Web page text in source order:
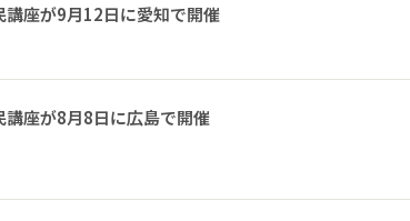
座が9月12日に愛知で開催
座が8月8日に広島で開催